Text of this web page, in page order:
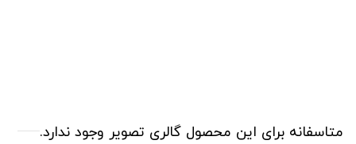
متاسفانه برای این محصول گالری تصویر وجود ندارد.